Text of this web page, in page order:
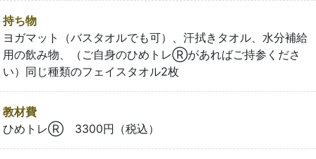
持ち物
ヨガマット（バスタオルでも可）、汗拭きタオル、水分補給
用の飲み物、（ご自身のひめトレⓇがあればご持参くださ
い）同じ種類のフェイスタオル2枚
教材費
ひめトレⓇ 3300円（税込）